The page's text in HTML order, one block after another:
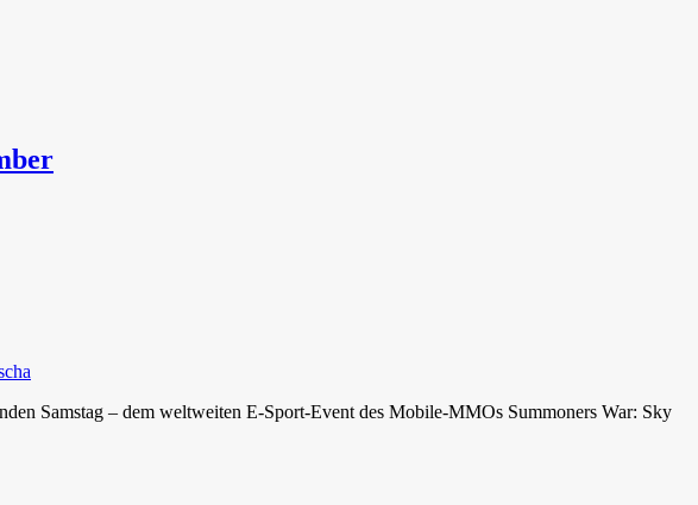
Samstag – dem weltweiten E-Sport-Event des Mobile-MMOs Summoners War: Sky